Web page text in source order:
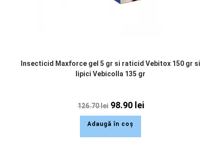
Insecticid Maxforce gel 5 gr si raticid Vebitox 150 gr si
lipici Vebicolla 135 gr
126.70lei 98.90 lei
Adaugă în coș